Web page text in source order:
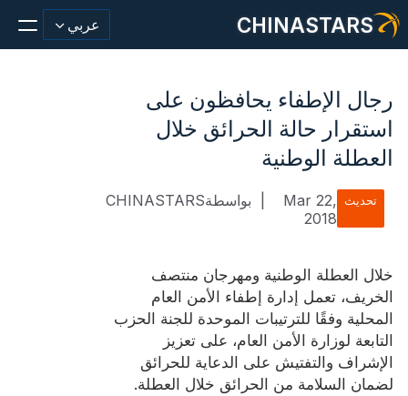
CHINASTARS عربي
مادة عاكسة/شريط
أزياء عاكسة النسيج
ملابس السلامة
يتوهج في المواد المظلمة
غسيل صناعي
حول تشاينا ستارز
منتج جديد
رجال الإطفاء يحافظون على
استقرار حالة الحرائق خلال
العطلة الوطنية
تحديث Mar 22,
2018
بواسطةCHINASTARS
خلال العطلة الوطنية ومهرجان منتصف
الخريف، تعمل إدارة إطفاء الأمن العام
المحلية وفقًا للترتيبات الموحدة للجنة الحزب
التابعة لوزارة الأمن العام، على تعزيز
الإشراف والتفتيش على الدعاية للحرائق
لضمان السلامة من الحرائق خلال العطلة.